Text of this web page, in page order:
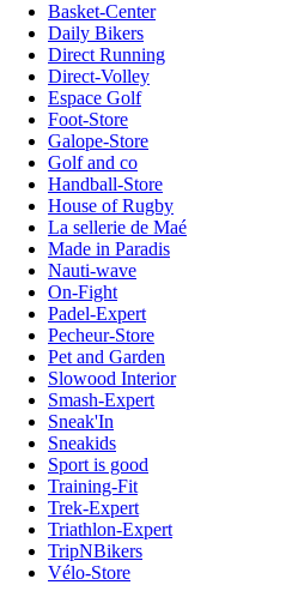
Basket-Center
Daily Bikers
Direct Running
Direct-Volley
Espace Golf
Foot-Store
Galope-Store
Golf and co
Handball-Store
House of Rugby
La sellerie de Maé
Made in Paradis
Nauti-wave
On-Fight
Padel-Expert
Pecheur-Store
Pet and Garden
Slowood Interior
Smash-Expert
Sneak'In
Sneakids
Sport is good
Training-Fit
Trek-Expert
Triathlon-Expert
TripNBikers
Vélo-Store